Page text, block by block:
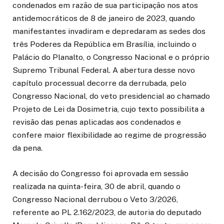
condenados em razão de sua participação nos atos
antidemocráticos de 8 de janeiro de 2023, quando
manifestantes invadiram e depredaram as sedes dos
três Poderes da República em Brasília, incluindo o
Palácio do Planalto, o Congresso Nacional e o próprio
Supremo Tribunal Federal. A abertura desse novo
capítulo processual decorre da derrubada, pelo
Congresso Nacional, do veto presidencial ao chamado
Projeto de Lei da Dosimetria, cujo texto possibilita a
revisão das penas aplicadas aos condenados e
confere maior flexibilidade ao regime de progressão
da pena.
A decisão do Congresso foi aprovada em sessão
realizada na quinta-feira, 30 de abril, quando o
Congresso Nacional derrubou o Veto 3/2026,
referente ao PL 2.162/2023, de autoria do deputado